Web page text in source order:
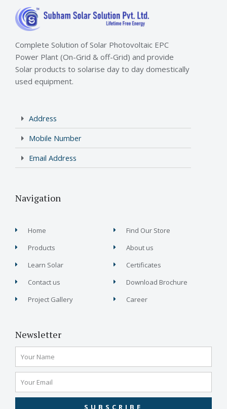
Complete Solution of Solar Photovoltaic EPC
Power Plant (On-Grid & off-Grid) and provide
Solar products to solarise day to day domestically
used equipment.
Address
Mobile Number
Email Address
Navigation
Home
Products
Learn Solar
Contact us
Project Gallery
Find Our Store
About us
Certificates
Download Brochure
Career
Newsletter
SUBSCRIBE